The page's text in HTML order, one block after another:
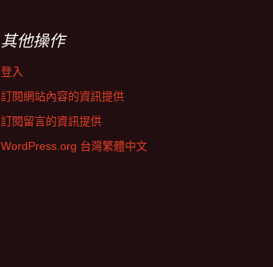
其他操作
登入
訂閱網站內容的資訊提供
訂閱留言的資訊提供
WordPress.org 台灣繁體中文